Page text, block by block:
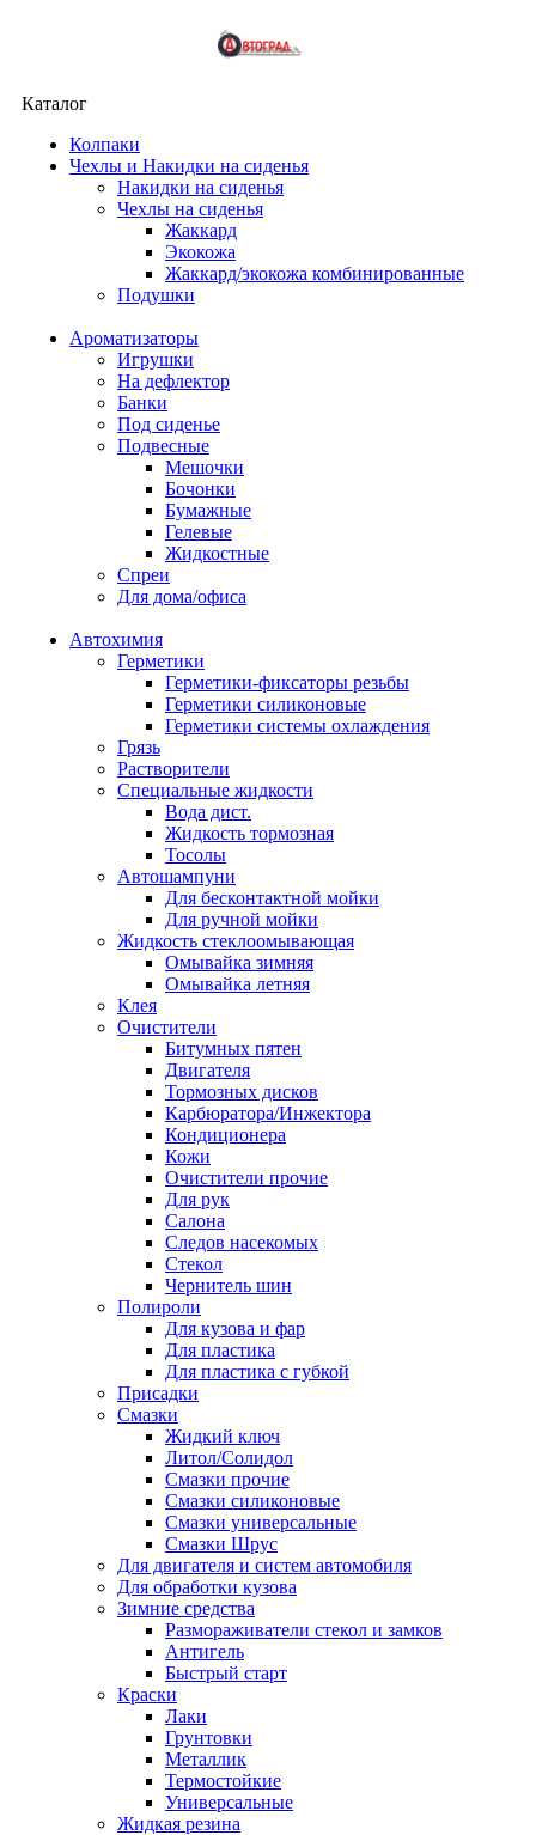
Каталог
Колпаки
Чехлы и Накидки на сиденья
Накидки на сиденья
Чехлы на сиденья
Жаккард
Экокожа
Жаккард/экокожа комбинированные
Подушки
Ароматизаторы
Игрушки
На дефлектор
Банки
Под сиденье
Подвесные
Мешочки
Бочонки
Бумажные
Гелевые
Жидкостные
Спреи
Для дома/офиса
Автохимия
Герметики
Герметики-фиксаторы резьбы
Герметики силиконовые
Герметики системы охлаждения
Грязь
Растворители
Специальные жидкости
Вода дист.
Жидкость тормозная
Тосолы
Автошампуни
Для бесконтактной мойки
Для ручной мойки
Жидкость стеклоомывающая
Омывайка зимняя
Омывайка летняя
Клея
Очистители
Битумных пятен
Двигателя
Тормозных дисков
Карбюратора/Инжектора
Кондиционера
Кожи
Очистители прочие
Для рук
Салона
Следов насекомых
Стекол
Чернитель шин
Полироли
Для кузова и фар
Для пластика
Для пластика с губкой
Присадки
Смазки
Жидкий ключ
Литол/Солидол
Смазки прочие
Смазки силиконовые
Смазки универсальные
Смазки Шрус
Для двигателя и систем автомобиля
Для обработки кузова
Зимние средства
Размораживатели стекол и замков
Антигель
Быстрый старт
Краски
Лаки
Грунтовки
Металлик
Термостойкие
Универсальные
Жидкая резина